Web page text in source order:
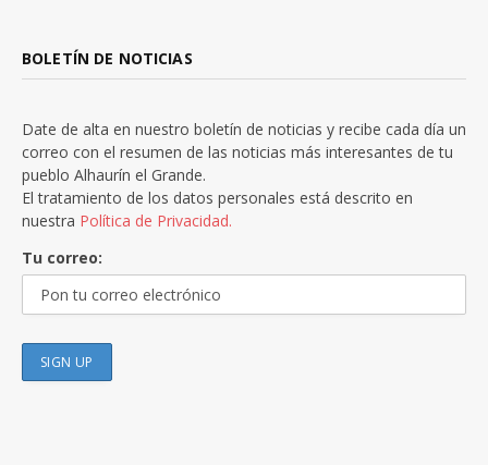
BOLETÍN DE NOTICIAS
Date de alta en nuestro boletín de noticias y recibe cada día un
correo con el resumen de las noticias más interesantes de tu
pueblo Alhaurín el Grande.
El tratamiento de los datos personales está descrito en
nuestra Política de Privacidad.
Tu correo: